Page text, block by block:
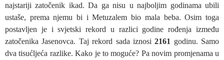
najstariji zatočenik ikad. Da ga nisu u najboljim godinama ubili
ustaše, prema njemu bi i Metuzalem bio mala beba. Osim toga
postavljen je i svjetski rekord u razlici godine rođenja između
zatočenika Jasenovca. Taj rekord sada iznosi2161 godinu. Samo
dva tisućljeća razlike. Kako je to moguće? Pa novim promjenama u